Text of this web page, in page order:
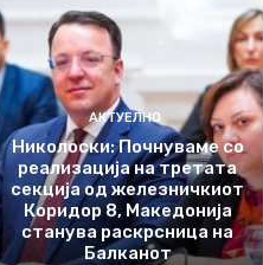
АКТУЕЛНО
Николоски: Почнуваме со
реализација на третата
секција од железничкиот
Коридор 8, Македонија
станува раскрсница на
Балканот